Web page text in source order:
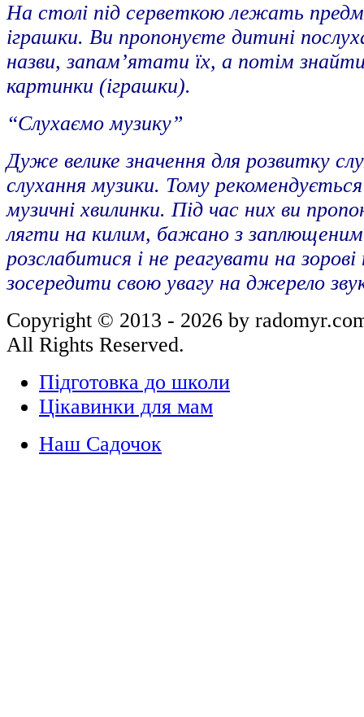
На столі під серветкою лежать
іграшки. Ви пропонуєте дитині
назви, запам’ятати їх, а потім знайти
картинки (іграшки).
“Слухаємо музику”
Дуже велике значення для розвитку
слухання музики. Тому
музичні хвилинки. Під час них ви
лягти на килим, бажано з
розслабитися і не реагувати на
зосередити свою увагу на джерело
Copyright © 2013 - 2026 by
All Rights Reserved.
Підготовка до школи
Цікавинки для мам
Наш Садочок